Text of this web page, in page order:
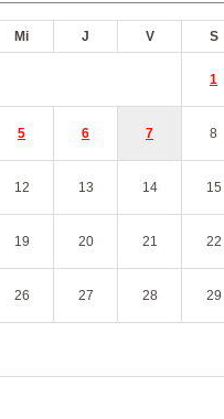
Mi J V S
1
5 6 7 8
12 13 14 15
19 20 21 22
26 27 28 29